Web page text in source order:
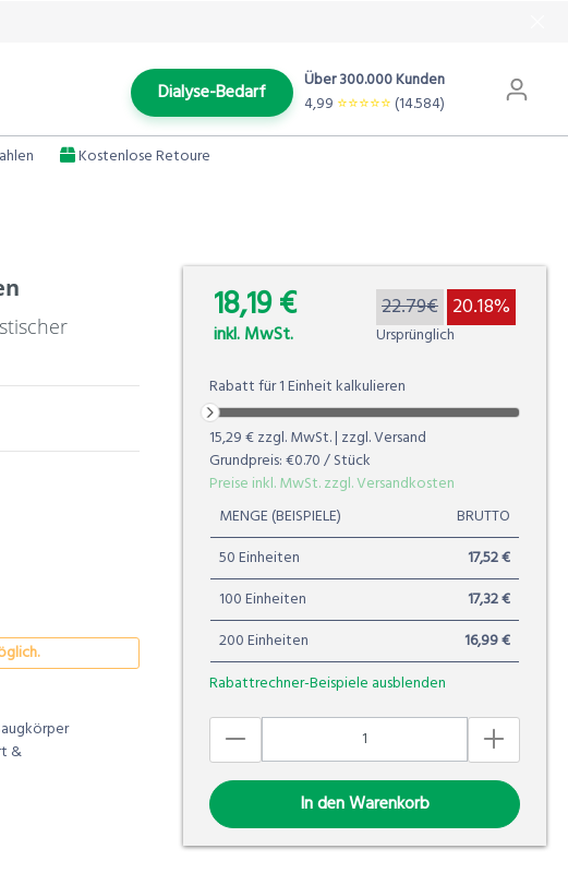
Dialyse-Bedarf
Über 300.000 Kunden
4,99 ⭐️⭐️⭐️⭐️⭐️(14.584)
Kostenlose Retoure
&
18,19 €
inkl. MwSt.
22.79€ 20.18%
Ursprünglich
Rabatt für1Einheitkalkulieren
15,29 €zzgl. MwSt. | zzgl. Versand
Grundpreis:€0.70/ Stück
Preise inkl. MwSt. zzgl. Versandkosten
MENGE (BEISPIELE)
BRUTTO
50 Einheiten
17,52 €
100 Einheiten
17,32 €
200 Einheiten
16,99 €
Rabattrechner-Beispiele ausblenden
In den Warenkorb